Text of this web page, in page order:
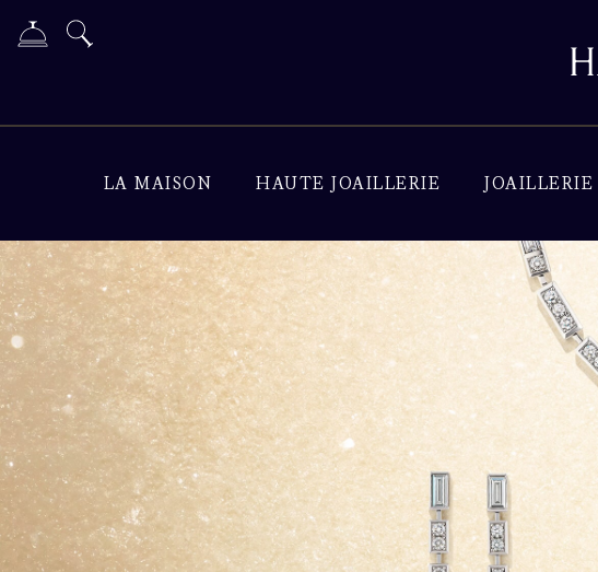
LA MAISON HAUTE JOAILLERIE JOAILLERIE